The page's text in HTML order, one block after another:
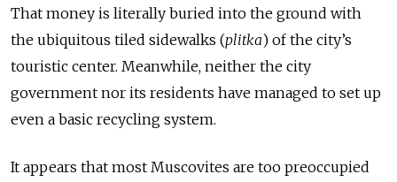
That money is literally buried into the ground with
the ubiquitous tiled sidewalks (plitka) of the city’s
touristic center. Meanwhile, neither the city
government nor its residents have managed to set up
even a basic recycling system.
It appears that most Muscovites are too preoccupied